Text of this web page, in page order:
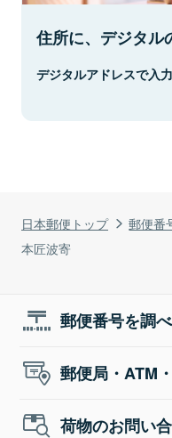
日本郵便トップ 郵便番
本匠波寄
住所に、デジタル
デジタルアドレスで入
郵便番号を調
郵便局・ATM
荷物のお問い